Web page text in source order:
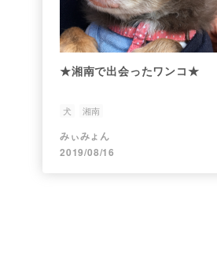
★湘南で出会ったワンコ★
犬 湘南
みぃみょん
2019/08/16